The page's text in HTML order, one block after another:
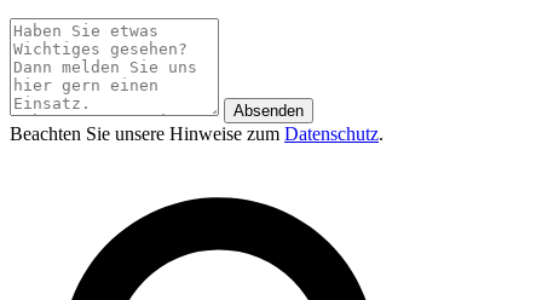
Absenden
Beachten Sie unsere Hinweise zum Datenschutz.